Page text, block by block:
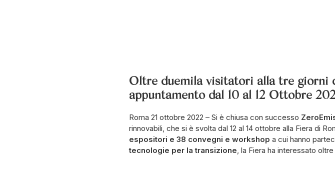
Oltre duemila visitatori alla tre giorni
appuntamento dal 10 al 12 Ottobre
Roma 21 ottobre 2022 – Si è chiusa con successo
rinnovabili, che si è svolta dal 12 al 14 ottobre alla Fiera di
espositori e 38 convegni e workshop a cui hanno
tecnologie per la transizione, la Fiera ha interessato oltre